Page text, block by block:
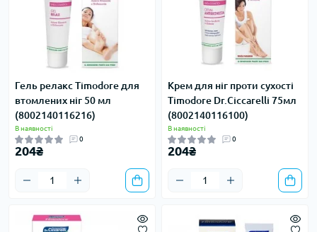
Гель релакс Timodore для
втомлених ніг 50 мл
(8002140116216)
В наявності
0
204₴
Крем для ніг проти сухості
Timodore Dr.Ciccarelli 75мл
(8002140116100)
В наявності
0
204₴